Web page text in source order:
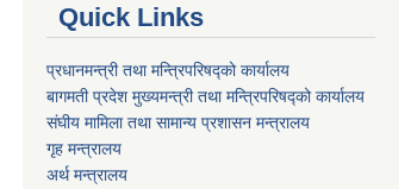
Quick Links
प्रधानमन्त्री तथा मन्त्रिपरिषद्को कार्यालय
बागमती प्रदेश मुख्यमन्त्री तथा मन्त्रिपरिषद्को कार्यालय
संघीय मामिला तथा सामान्य प्रशासन मन्त्रालय
गृह मन्त्रालय
अर्थ मन्त्रालय